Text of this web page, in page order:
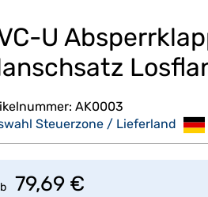
U
AK0003
Steuerzone / Lieferland
79,69 €